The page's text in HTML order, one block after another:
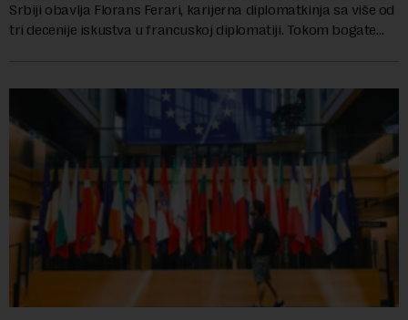
Srbiji obavlja Florans Ferari, karijerna diplomatkinja sa više od
tri decenije iskustva u francuskoj diplomatiji. Tokom bogate